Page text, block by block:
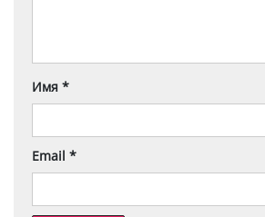
Имя *
Email *